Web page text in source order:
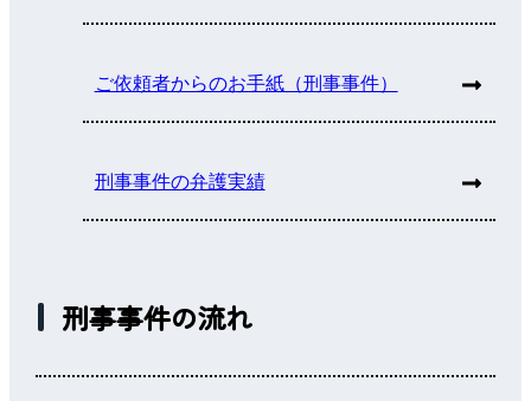
ご依頼者からのお手紙（刑事事件）
刑事事件の弁護実績
刑事事件の流れ